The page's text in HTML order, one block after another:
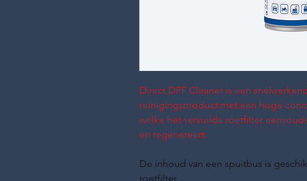
Direct DPF Cleaner is een
reinigingsproduct met een hoge
welke het vervuilde roetfilter
en regenereert.
De inhoud van een spuitbus is
roetfilter.